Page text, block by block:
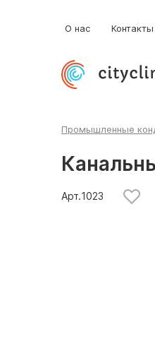
О нас Контакты
Промышленные
Арт.1023